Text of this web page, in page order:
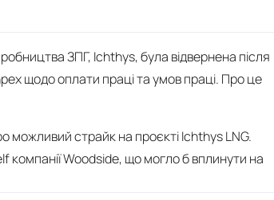
ЗПГ, Ichthys, була відвернена після
щодо оплати праці та умов праці. Про це
можливий страйк на проєкті Ichthys LNG.
компанії Woodside, що могло б вплинути на